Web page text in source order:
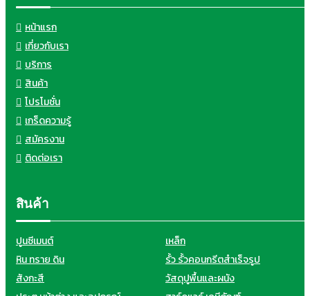
หน้าแรก
เกี่ยวกับเรา
บริการ
สินค้า
โปรโมชั่น
เกร็ดความรู้
สมัครงาน
ติดต่อเรา
สินค้า
ปูนซีเมนต์
เหล็ก
หิน ทราย ดิน
รั้ว รั้วคอนกรีตสำเร็จรูป
สังกะสี
วัสดุปูพื้นและผนัง